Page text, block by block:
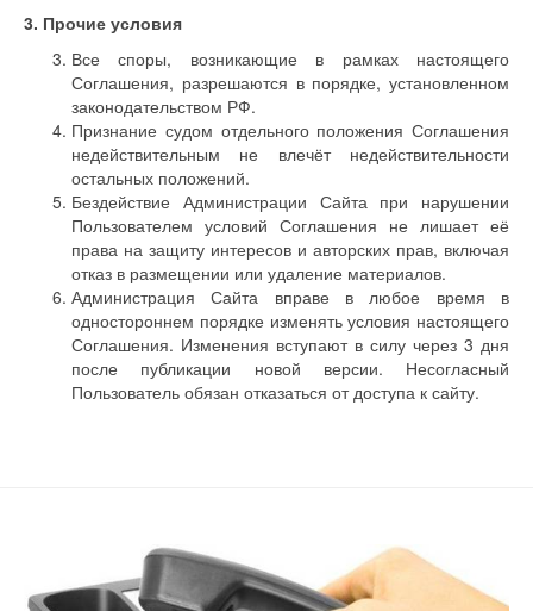
3. Прочие условия
Все споры, возникающие в рамках настоящего
Соглашения, разрешаются в порядке, установленном
законодательством РФ.
Признание судом отдельного положения Соглашения
недействительным не влечёт недействительности
остальных положений.
Бездействие Администрации Сайта при нарушении
Пользователем условий Соглашения не лишает её
права на защиту интересов и авторских прав, включая
отказ в размещении или удаление материалов.
Администрация Сайта вправе в любое время в
одностороннем порядке изменять условия настоящего
Соглашения. Изменения вступают в силу через 3 дня
после публикации новой версии. Несогласный
Пользователь обязан отказаться от доступа к сайту.